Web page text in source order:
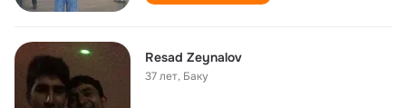
Resad Zeynalov
37 лет, Баку